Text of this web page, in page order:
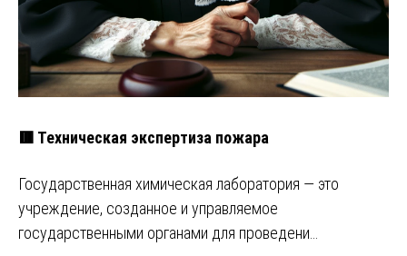
🟥 Техническая экспертиза пожара
Государственная химическая лаборатория — это
учреждение, созданное и управляемое
государственными органами для проведени…